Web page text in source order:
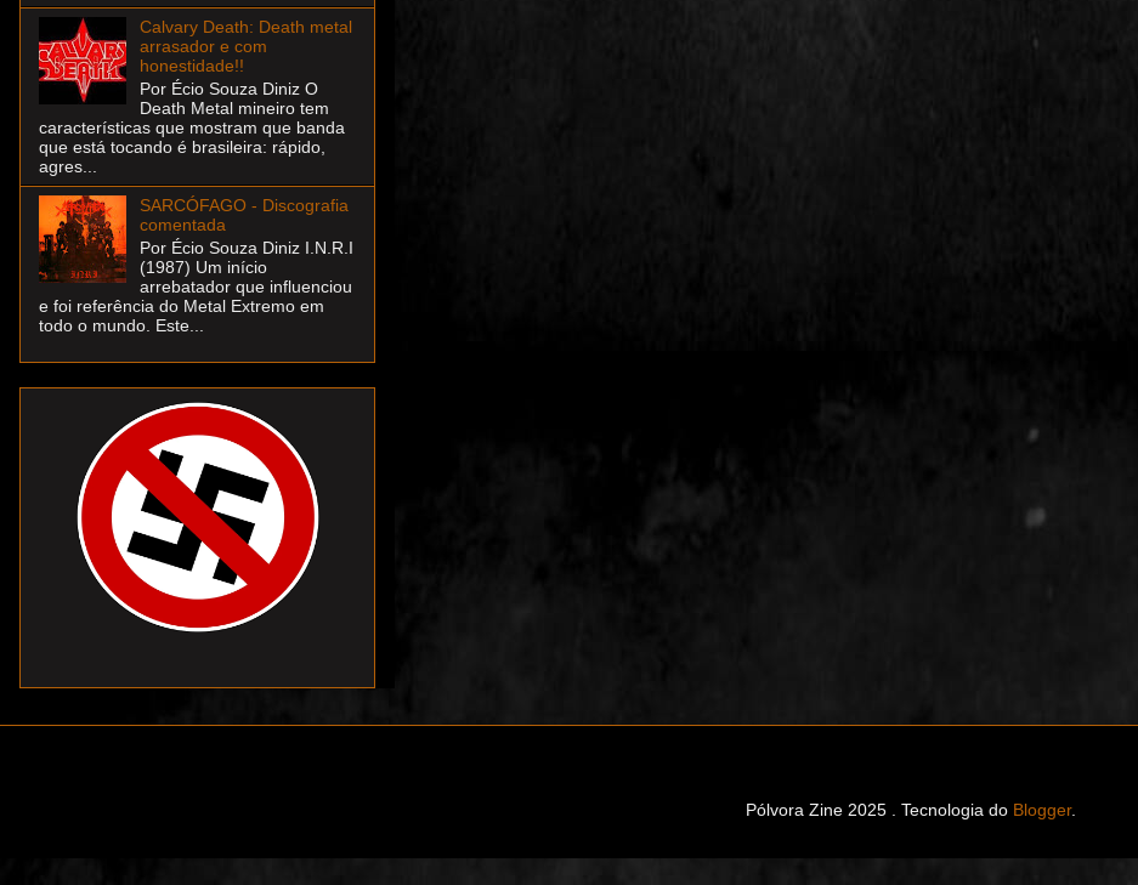
Calvary Death: Death metal
arrasador e com
honestidade!!
Por Écio Souza Diniz O
Death Metal mineiro tem
características que mostram que banda
que está tocando é brasileira: rápido,
agres...
SARCÓFAGO - Discografia
comentada
Por Écio Souza Diniz I.N.R.I
(1987) Um início
arrebatador que influenciou
e foi referência do Metal Extremo em
todo o mundo. Este...
Pólvora Zine 2025 . Tecnologia do Blogger.